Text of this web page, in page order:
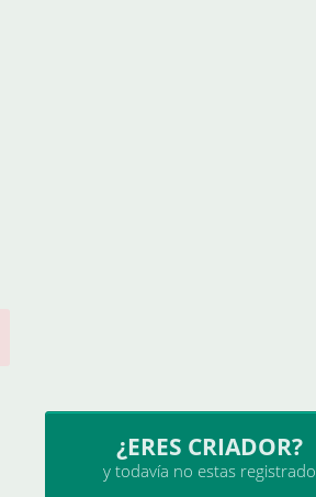
¿ERES CRIADOR?
y todavía no estas registrado